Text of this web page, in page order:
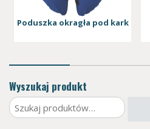
Poduszka okragła pod kark
Wyszukaj produkt
Szukaj: